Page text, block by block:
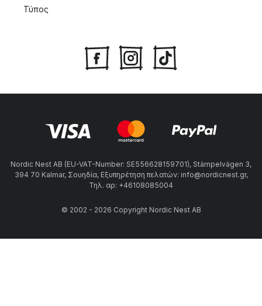
Τύπος
Nordic Nest AB (EU-VAT-Number: SE556628159701), Stämpelvägen 3,
394 70 Kalmar, Σουηδία, Εξυπηρέτηση πελατών: info@nordicnest.gr,
Τηλ. αρ: +46108085004
© 2002 - 2026 Copyright Nordic Nest AB